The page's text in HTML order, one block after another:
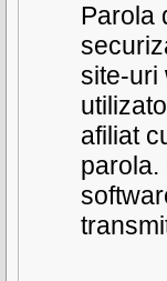
Parola
site-uri
afiliat
parola.